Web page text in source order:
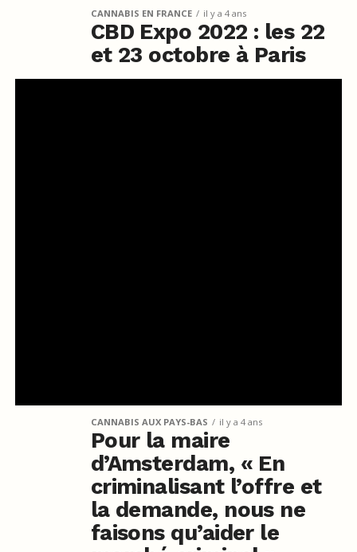
CANNABIS EN FRANCE il y a 4 ans
CBD Expo 2022 : les 22
et 23 octobre à Paris
CANNABIS AUX PAYS-BAS il y a 4 ans
Pour la maire
d’Amsterdam, « En
criminalisant l’offre et
la demande, nous ne
faisons qu’aider le